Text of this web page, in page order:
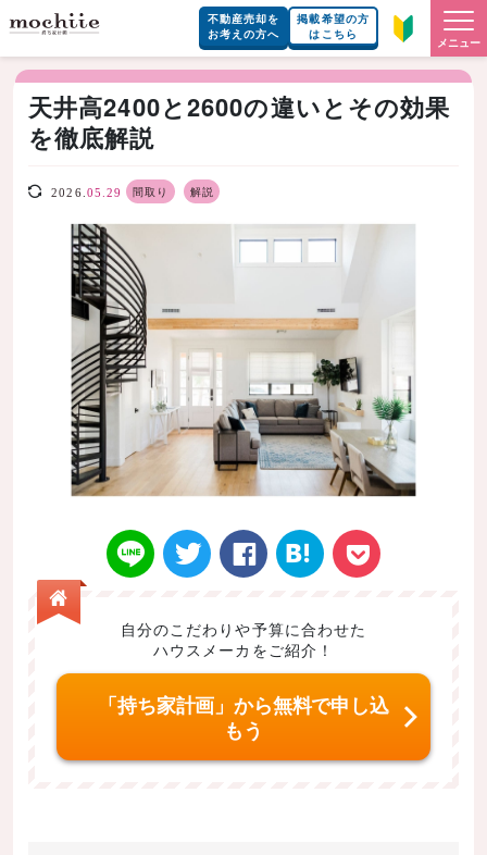
不動産売却を
お考えの方へ
掲載希望の方
はこちら
メニュー
天井高2400と2600の違いとその効果
を徹底解説
2026. 05.29 間取り 解説
Twitt Face はてなブ
自分のこだわりや予算に合わせた
ハウスメーカをご紹介！
「持ち家計画」から無料で申し込
もう